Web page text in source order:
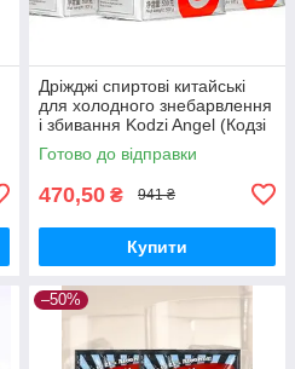
Дріжджі спиртові китайські
для холодного знебарвлення
і збивання Kodzi Angel (Кодзі
Ангел) пачка 500 грамів
Готово до відправки
470,50 ₴ 941 ₴
Купити
–50%